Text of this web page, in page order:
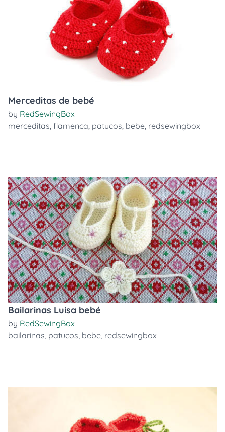
Merceditas de bebé
by RedSewingBox
merceditas, flamenca, patucos, bebe, redsewingbox
Bailarinas Luisa bebé
by RedSewingBox
bailarinas, patucos, bebe, redsewingbox